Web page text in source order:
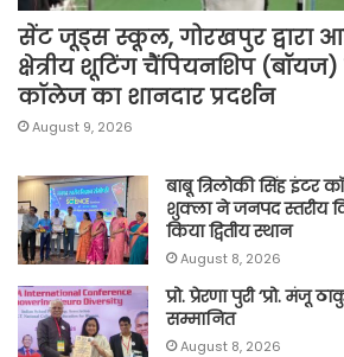
सेंट जूड्स स्कूल, गोरखपुर द्वारा
क्षेत्रीय शूटिंग चैंपियनशिप (बॉयज)
कॉलेज का शानदार प्रदर्शन
August 9, 2026
बाबू त्रिलोकी सिंह इंटर
शुक्ला ने जनपद स्तरीय
किया द्वितीय स्थान
August 8, 2026
प्रो. प्रेरणा पुरी ‘प्रो. मंजू
सम्मानित
August 8, 2026